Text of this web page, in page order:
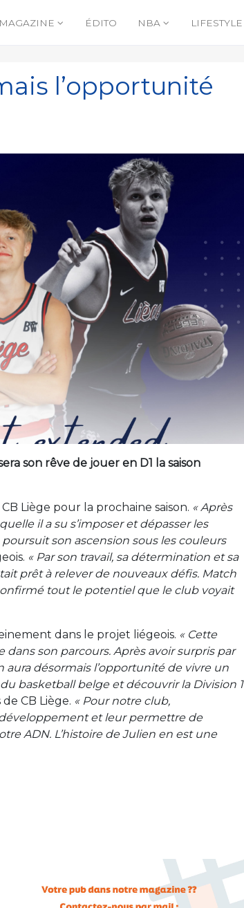
MAGAZINE ÉDITO NBA LIFESTYLE
l’opportunité
son rêve de jouer en D1 la saison
Liège pour la prochaine saison. « Après
il a su s’imposer et dépasser les
son ascension sous les couleurs
« Par son travail, sa détermination et sa
prêt à relever de nouveaux défis. Match
tout le potentiel que le club voyait
dans le projet liégeois. « Cette
son parcours. Après avoir surpris par
désormais l’opportunité de vivre un
basketball belge et découvrir la Division 1
CB Liège. « Pour notre club,
et leur permettre de
ADN. L’histoire de Julien en est une